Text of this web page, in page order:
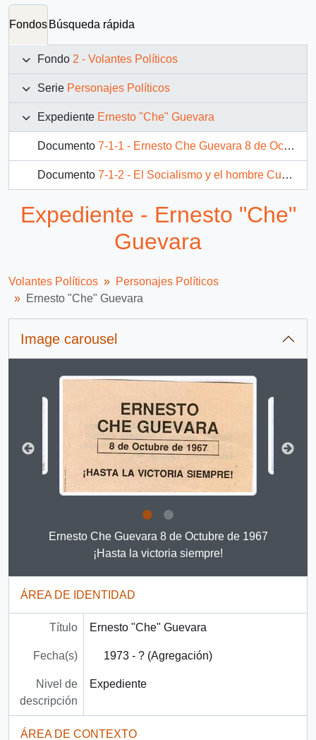
Fondos Búsqueda rápida
Fondo 2 - Volantes Políticos
Serie Personajes Políticos
Expediente Ernesto "Che" Guevara
Documento 7-1-1 - Ernesto Che Guevara 8 de Octubre de 1967 ¡Hasta la victoria siempre!
Documento 7-1-2 - El Socialismo y el hombre Cuba: a 40 años de la caída del Guerrillero Heroico
Expediente - Ernesto "Che"
Guevara
Volantes Políticos
Personajes Políticos
Ernesto "Che" Guevara
Image carousel
Changing the current slide of this carousel will
Clicking this description title link will open the
Ernesto Che Guevara 8 de Octubre de 1967
¡Hasta la victoria siempre!
ÁREA DE IDENTIDAD
Título Ernesto "Che" Guevara
Fecha(s) 1973 - ? (Agregación)
Nivel de
descripción
Expediente
ÁREA DE CONTEXTO